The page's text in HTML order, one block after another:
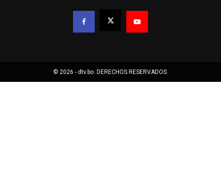
© 2026 - dtv.bo. DERECHOS RESERVADOS.